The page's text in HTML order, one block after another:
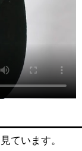
ています。